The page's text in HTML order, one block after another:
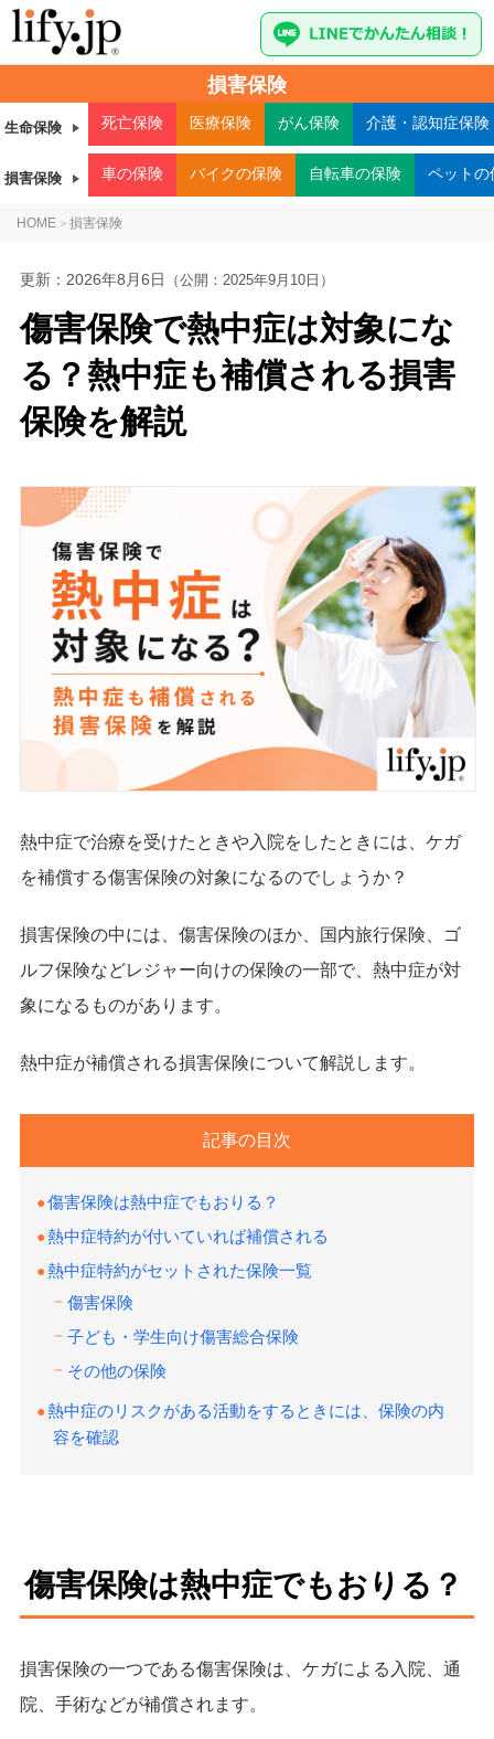
生命保険 死亡保険 医療保険 がん保険 介護・認知症保険
損害保険 車の保険 バイクの保険 自転車の保険 ペットの
損害保険
HOME > 損害保険
更新： 2026年8月6日 （公開：2025年9月10日）
傷害保険で熱中症は対象にな
る？熱中症も補償される損害
保険を解説
熱中症で治療を受けたときや入院をしたときには、ケガ
を補償する傷害保険の対象になるのでしょうか？
損害保険の中には、傷害保険のほか、国内旅行保険、ゴ
ルフ保険などレジャー向けの保険の一部で、熱中症が対
象になるものがあります。
熱中症が補償される損害保険について解説します。
記事の目次
傷害保険は熱中症でもおりる？
熱中症特約が付いていれば補償される
熱中症特約がセットされた保険一覧
傷害保険
子ども・学生向け傷害総合保険
その他の保険
熱中症のリスクがある活動をするときには、保険の内
容を確認
傷害保険は熱中症でもおりる？
損害保険の一つである傷害保険は、ケガによる入院、通
院、手術などが補償されます。